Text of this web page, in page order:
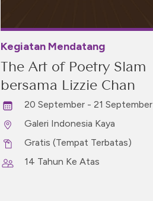
Kegiatan Mendatang
The Art of Poetry Slam
bersama Lizzie Chan
20 September - 21 September
Galeri Indonesia Kaya
Gratis (Tempat Terbatas)
14 Tahun Ke Atas